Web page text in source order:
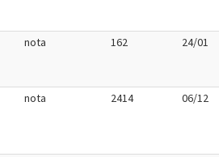
nota 162 24/01
nota 2414 06/12